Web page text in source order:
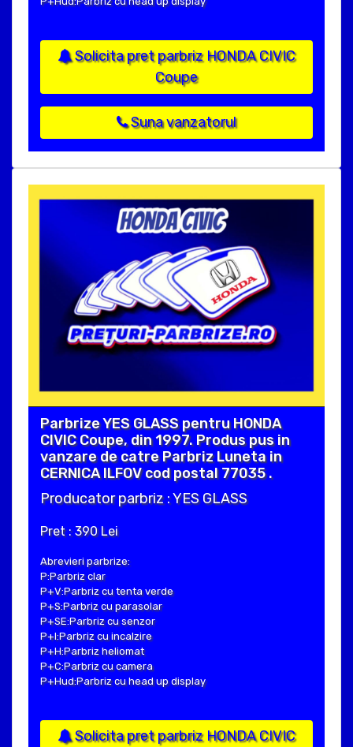
Solicita pret parbriz HONDA CIVIC
Coupe
Suna vanzatorul
Parbrize YES GLASS pentru HONDA
CIVIC Coupe, din 1997. Produs pus in
vanzare de catre Parbriz Luneta in
CERNICA ILFOV cod postal 77035 .
Producator parbriz : YES GLASS
Pret : 390 Lei
Abrevieri parbrize:
P:Parbriz clar
P+V:Parbriz cu tenta verde
P+S:Parbriz cu parasolar
P+SE:Parbriz cu senzor
P+I:Parbriz cu incalzire
P+H:Parbriz heliomat
P+C:Parbriz cu camera
P+Hud:Parbriz cu head up display
Solicita pret parbriz HONDA CIVIC